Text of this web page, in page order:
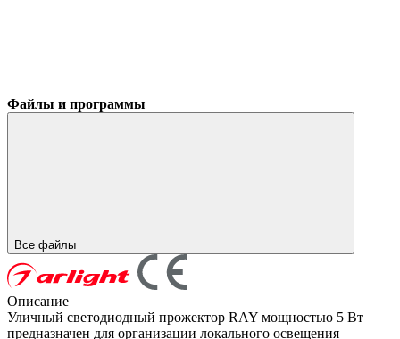
Файлы и программы
Все файлы
Описание
Уличный светодиодный прожектор RAY мощностью 5 Вт
предназначен для организации локального освещения